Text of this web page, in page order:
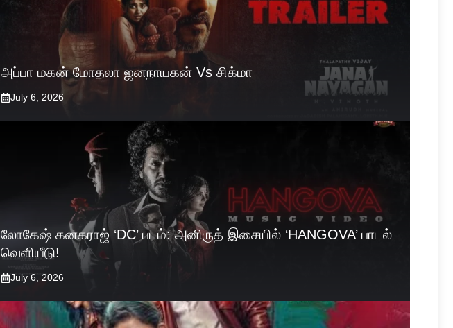
அப்பா மகன் மோதலா ஜனநாயகன் Vs சிக்மா
July 6, 2026
லோகேஷ் கனகராஜ் ‘DC’ படம்: அனிருத் இசையில் ‘HANGOVA’ பாடல்
வெளியீடு!
July 6, 2026